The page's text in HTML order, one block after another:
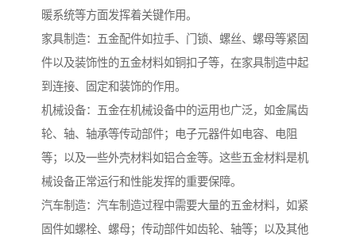
暖系统等方面发挥着关键作用。
家具制造：五金配件如拉手、门锁、螺丝、螺母等紧固
件以及装饰性的五金材料如铜扣子等，在家具制造中起
到连接、固定和装饰的作用。
机械设备：五金在机械设备中的运用也广泛，如金属齿
轮、轴、轴承等传动部件；电子元器件如电容、电阻
等；以及一些外壳材料如铝合金等。这些五金材料是机
械设备正常运行和性能发挥的重要保障。
汽车制造：汽车制造过程中需要大量的五金材料，如紧
固件如螺栓、螺母；传动部件如齿轮、轴等；以及其他